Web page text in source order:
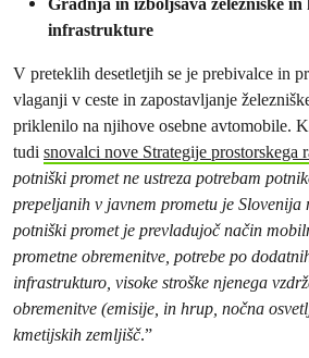
infrastrukture
V preteklih desetletjih se je prebivalce in
vlaganji v ceste in zapostavljanje
priklenilo na njihove osebne avtomobile.
tudi snovalci nove Strategije prostorskega
potniški promet ne ustreza potrebam
prepeljanih v javnem prometu je Slovenija
potniški promet je prevladujoč način
prometne obremenitve, potrebe po
infrastrukturo, visoke stroške njenega
obremenitve (emisije, in hrup, nočna
kmetijskih zemljišč.”